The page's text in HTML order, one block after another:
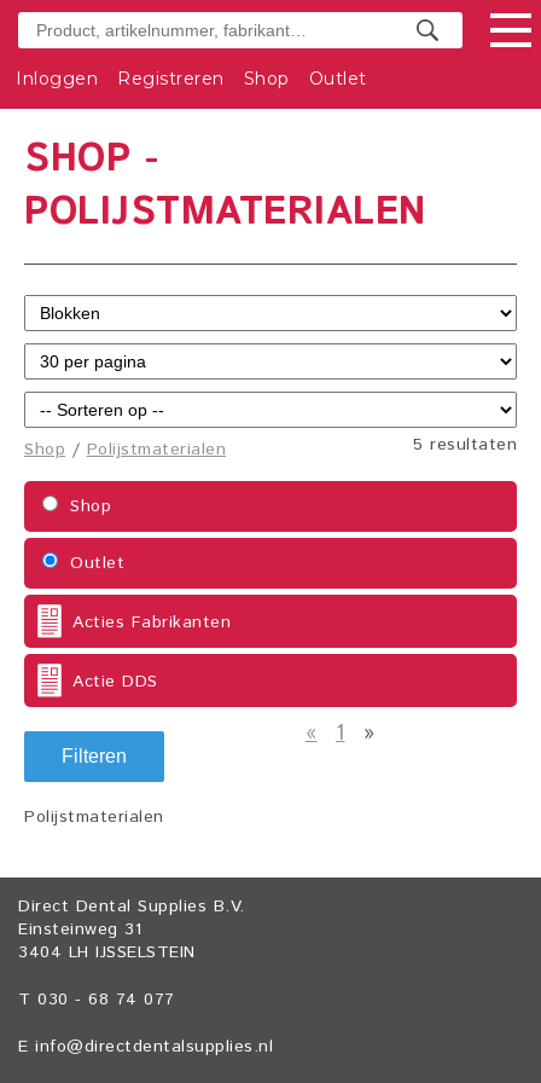
Inloggen Registreren Shop Outlet
SHOP -
POLIJSTMATERIALEN
5 resultaten
Shop /Polijstmaterialen
Shop
Outlet
Acties Fabrikanten
Actie DDS
Filteren
Polijstmaterialen
« 1 »
Direct Dental Supplies B.V.
Einsteinweg 31
3404 LH IJSSELSTEIN
T 030 - 68 74 077
E info@directdentalsupplies.nl